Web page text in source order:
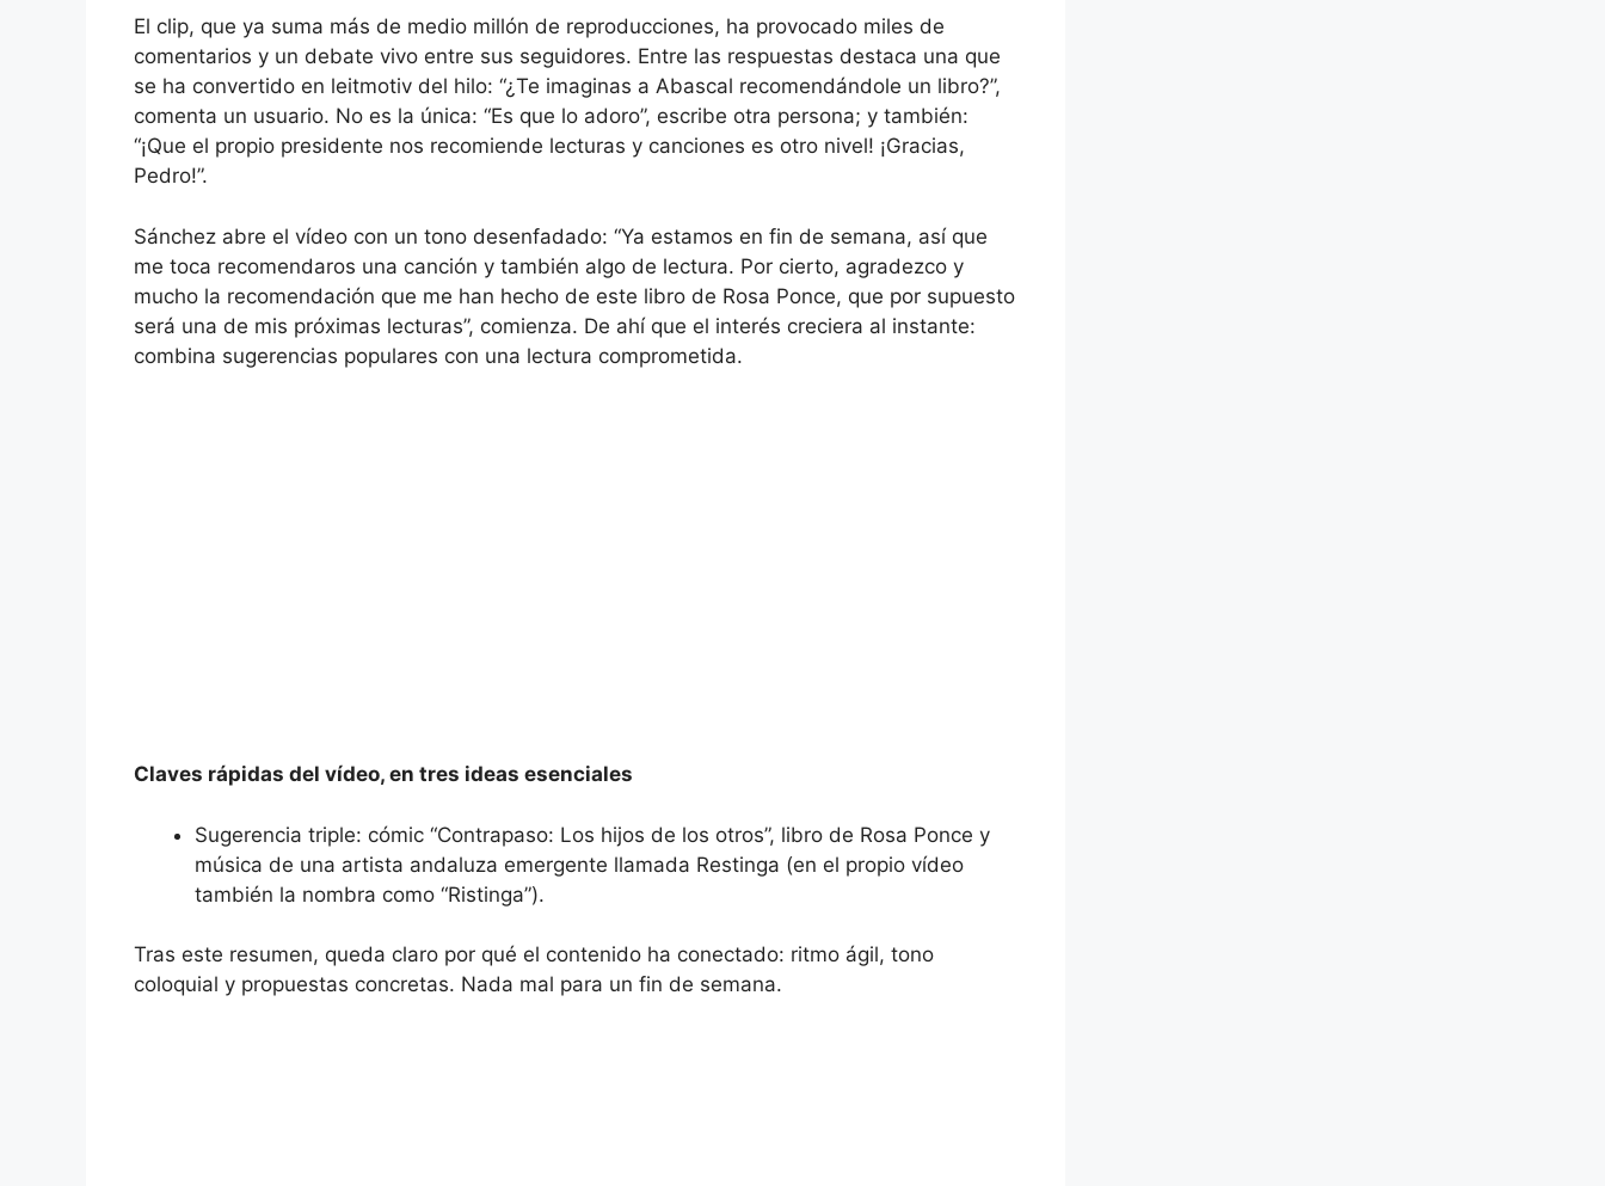
El clip, que ya suma más de medio millón de reproducciones, ha provocado miles de
comentarios y un debate vivo entre sus seguidores. Entre las respuestas destaca una que
se ha convertido en leitmotiv del hilo: “¿Te imaginas a Abascal recomendándole un libro?”,
comenta un usuario. No es la única: “Es que lo adoro”, escribe otra persona; y también:
“¡Que el propio presidente nos recomiende lecturas y canciones es otro nivel! ¡Gracias,
Pedro!”.
Sánchez abre el vídeo con un tono desenfadado: “Ya estamos en fin de semana, así que
me toca recomendaros una canción y también algo de lectura. Por cierto, agradezco y
mucho la recomendación que me han hecho de este libro de Rosa Ponce, que por supuesto
será una de mis próximas lecturas”, comienza. De ahí que el interés creciera al instante:
combina sugerencias populares con una lectura comprometida.
Claves rápidas del vídeo, en tres ideas esenciales
Sugerencia triple: cómic “Contrapaso: Los hijos de los otros”, libro de Rosa Ponce y
música de una artista andaluza emergente llamada Restinga (en el propio vídeo
también la nombra como “Ristinga”).
Tras este resumen, queda claro por qué el contenido ha conectado: ritmo ágil, tono
coloquial y propuestas concretas. Nada mal para un fin de semana.